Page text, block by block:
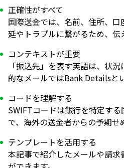
正確性がすべて
国際送金では、名前、住所、
延やトラブルに繋がるため、
コンテキストが重要
「振込先」を表す英語は、状
的なメールではBank Detailsと
コードを理解する
SWIFTコードは銀行を特定す
で、海外の送金者からの予期
テンプレートを活用する
本記事で紹介したメールや請
いますぐ無